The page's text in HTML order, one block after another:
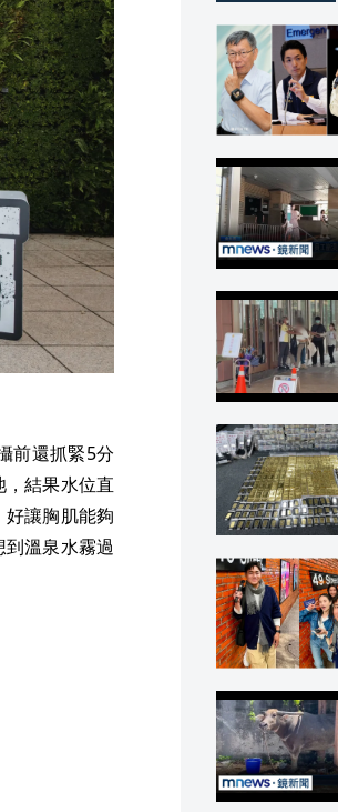
前還抓緊5分
結果水位直
讓胸肌能夠
溫泉水霧過